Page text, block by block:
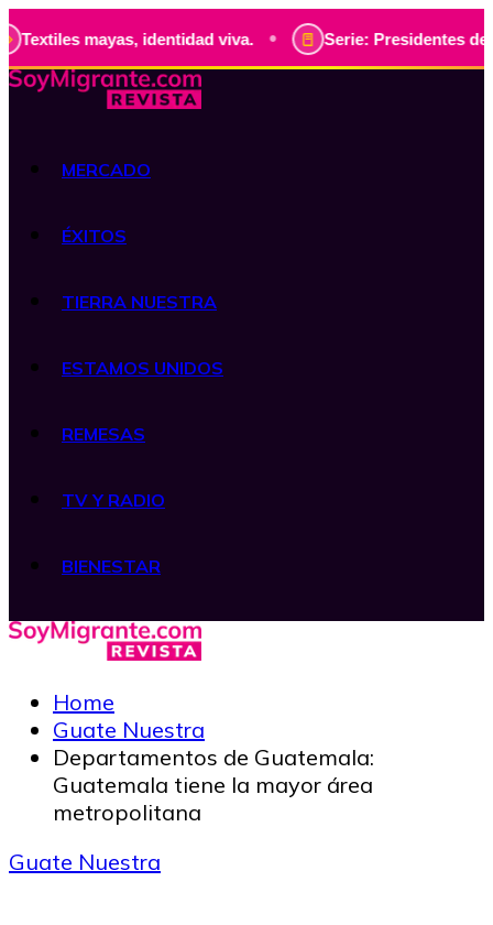
mayas, identidad viva. • Serie: Presidentes de
MERCADO
ÉXITOS
TIERRA NUESTRA
ESTAMOS UNIDOS
REMESAS
TV Y RADIO
BIENESTAR
Home
Guate Nuestra
Departamentos de Guatemala:
Guatemala tiene la mayor área
metropolitana
Guate Nuestra